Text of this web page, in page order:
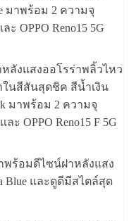
มาพร้อม 2 ความจุ
ะ OPPO Reno15 5G
ลังแสงออโรร่าพลิ้วไหว
ในสีสันสุดชิค สีน้ำเงิน
มาพร้อม 2 ความจุ
ละ OPPO Reno15 F 5G
พร้อมดีไซน์ฝาหลังแสง
Blue และดูดีมีสไตล์สุด